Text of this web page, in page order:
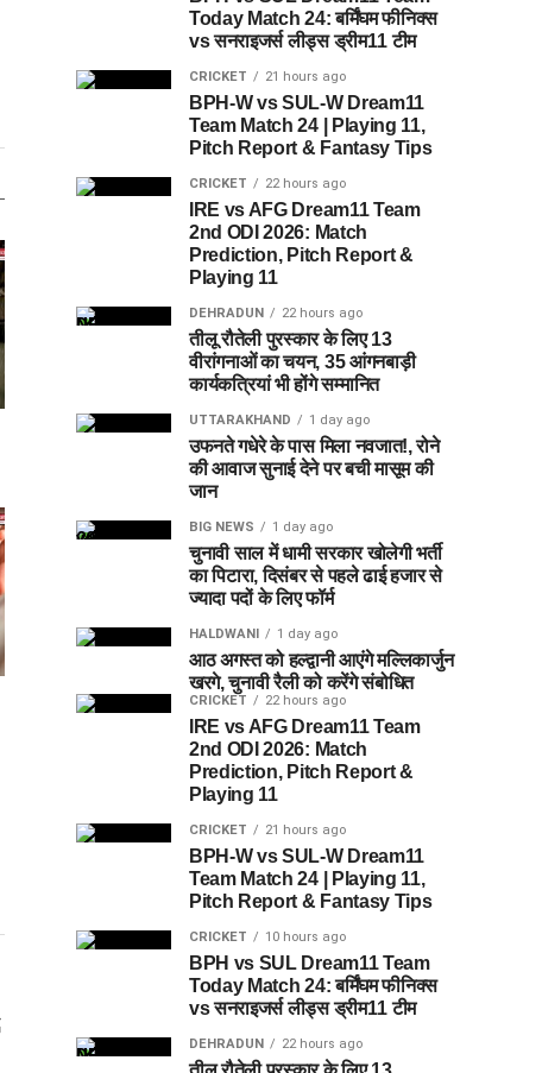
Today Match 24: बर्मिंघम फीनिक्स
vs सनराइजर्स लीड्स ड्रीम11 टीम
CRICKET 21 hours ago
BPH-W vs SUL-W Dream11
Team Match 24 | Playing 11,
Pitch Report & Fantasy Tips
CRICKET 22 hours ago
IRE vs AFG Dream11 Team
2nd ODI 2026: Match
Prediction, Pitch Report &
Playing 11
DEHRADUN 22 hours ago
तीलू रौतेली पुरस्कार के लिए 13
वीरांगनाओं का चयन, 35 आंगनबाड़ी
कार्यकत्रियां भी होंगे सम्मानित
UTTARAKHAND 1 day ago
उफनते गधेरे के पास मिला नवजात!, रोने
की आवाज सुनाई देने पर बची मासूम की
जान
BIG NEWS 1 day ago
चुनावी साल में धामी सरकार खोलेगी भर्ती
का पिटारा, दिसंबर से पहले ढाई हजार से
ज्यादा पदों के लिए फॉर्म
HALDWANI 1 day ago
आठ अगस्त को हल्द्वानी आएंगे मल्लिकार्जुन
खरगे, चुनावी रैली को करेंगे संबोधित
CRICKET 22 hours ago
IRE vs AFG Dream11 Team
2nd ODI 2026: Match
Prediction, Pitch Report &
Playing 11
CRICKET 21 hours ago
BPH-W vs SUL-W Dream11
Team Match 24 | Playing 11,
Pitch Report & Fantasy Tips
CRICKET 10 hours ago
BPH vs SUL Dream11 Team
Today Match 24: बर्मिंघम फीनिक्स
vs सनराइजर्स लीड्स ड्रीम11 टीम
DEHRADUN 22 hours ago